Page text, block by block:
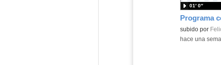
Contenido
subido por
01′ 0″
-hace una